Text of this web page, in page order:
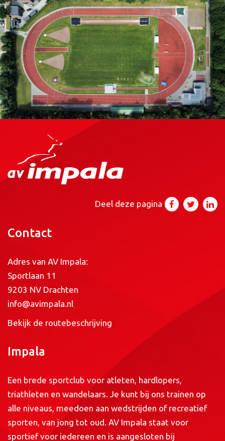
Deel deze pagina
Contact
Adres van AV Impala:
Sportlaan 11
9203 NV Drachten
info@avimpala.nl
Bekijk de routebeschrijving
Impala
Een brede sportclub voor atleten, hardlopers,
triathleten en wandelaars. Je kunt bij ons trainen op
alle niveaus, meedoen aan wedstrijden of recreatief
sporten, van jong tot oud. AV Impala staat voor
sportief voor iedereen en is aangesloten bij